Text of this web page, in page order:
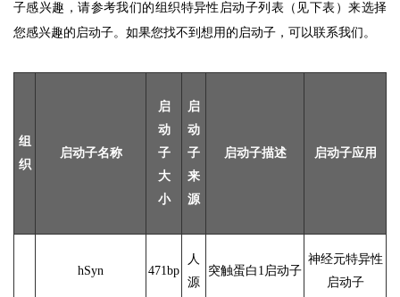
子感兴趣，请参考我们的组织特异性启动子列表（见下表）来选择
您感兴趣的启动子。如果您找不到想用的启动子，可以联系我们。
组
织
启动子名称
启
动
子
大
小
启
动
子
来
源
启动子描述 启动子应用
hSyn 471bp
人
源
突触蛋白1启动子
神经元特异性
启动子